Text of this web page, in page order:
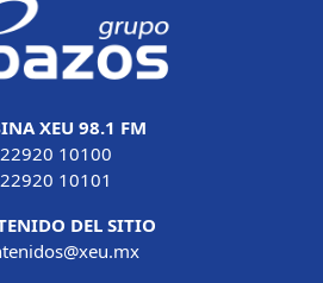
XEU 98.1 FM
22920 10100
22920 10101
DEL SITIO